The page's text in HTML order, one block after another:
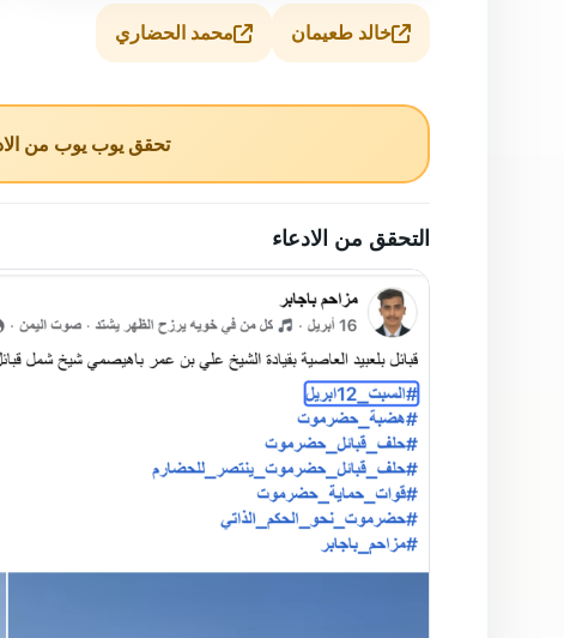
خالد طعيمان محمد الحضاري
التحقق من الادعاء